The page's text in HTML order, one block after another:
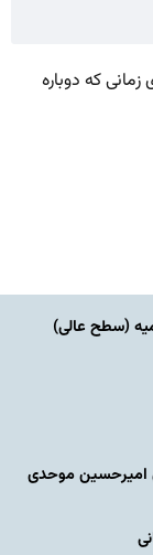
که دوباره
(سطح عالی)
امیرحسین موحدی